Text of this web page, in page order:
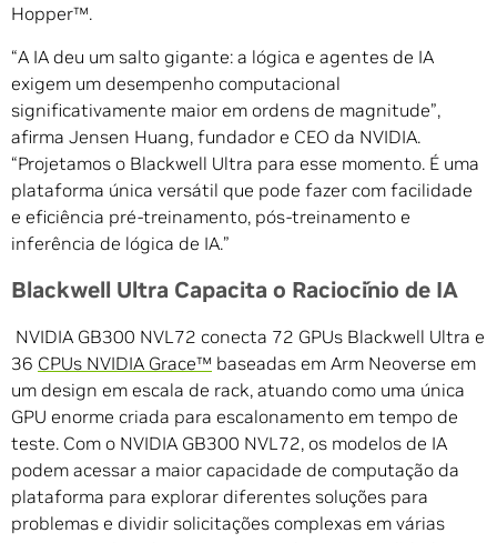
Hopper™.
“A IA deu um salto gigante: a lógica e agentes de IA
exigem um desempenho computacional
significativamente maior em ordens de magnitude”,
afirma Jensen Huang, fundador e CEO da NVIDIA.
“Projetamos o Blackwell Ultra para esse momento. É uma
plataforma única versátil que pode fazer com facilidade
e eficiência pré-treinamento, pós-treinamento e
inferência de lógica de IA.”
Blackwell Ultra Capacita o Raciocínio de IA
NVIDIA GB300 NVL72 conecta 72 GPUs Blackwell Ultra e
36 CPUs NVIDIA Grace™ baseadas em Arm Neoverse em
um design em escala de rack, atuando como uma única
GPU enorme criada para escalonamento em tempo de
teste. Com o NVIDIA GB300 NVL72, os modelos de IA
podem acessar a maior capacidade de computação da
plataforma para explorar diferentes soluções para
problemas e dividir solicitações complexas em várias